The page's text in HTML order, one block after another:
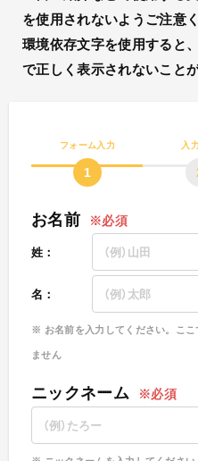
を使用されないようご注意く
環境依存文字を使用すると
で正しく表示されないこと
フォーム入力
1
入力
お名前
姓：
名：
お名前を入力してください。こ
ません
ニックネーム